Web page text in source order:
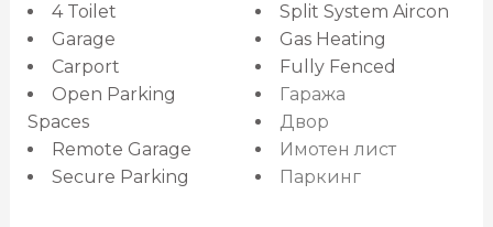
4 Toilet
Garage
Carport
Open Parking
Spaces
Remote Garage
Secure Parking
Split System Aircon
Gas Heating
Fully Fenced
Гаража
Двор
Имотен лист
Паркинг